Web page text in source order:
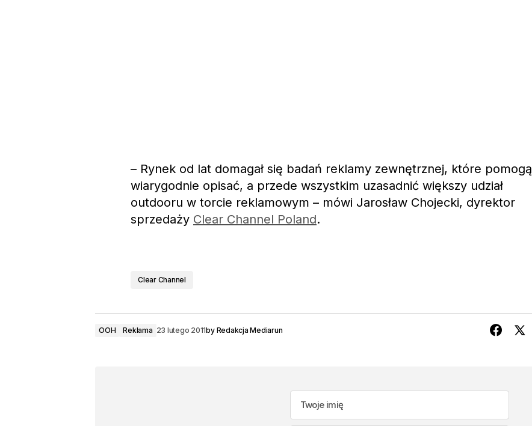
– Rynek od lat domagał się badań reklamy zewnętrznej, które pomogą
wiarygodnie opisać, a przede wszystkim uzasadnić większy udział
outdooru w torcie reklamowym – mówi Jarosław Chojecki, dyrektor
sprzedaży Clear Channel Poland.
Clear Channel
OOH Reklama 23 lutego 2011by Redakcja Mediarun